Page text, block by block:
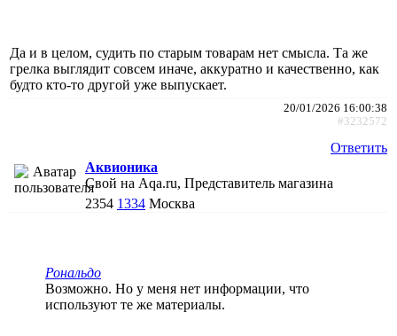
Да и в целом, судить по старым товарам нет смысла. Та же
грелка выглядит совсем иначе, аккуратно и качественно, как
будто кто-то другой уже выпускает.
20/01/2026 16:00:38
#3232572
Ответить
Аквионика
Свой на Aqa.ru, Представитель магазина
2354 1334 Москва
Рональдо
Возможно. Но у меня нет информации, что
используют те же материалы.